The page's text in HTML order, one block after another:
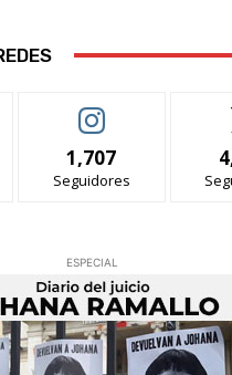
1,707
Seguidores
ESPECIAL